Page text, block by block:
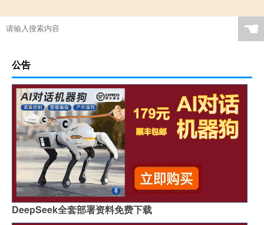
☚
公告
DeepSeek全套部署资料免费下载